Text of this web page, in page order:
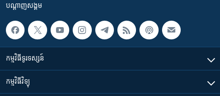
បណ្តាញ​សង្គម
កម្មវិធី​ទូរទស្សន៍
កម្មវិធី​វិទ្យុ